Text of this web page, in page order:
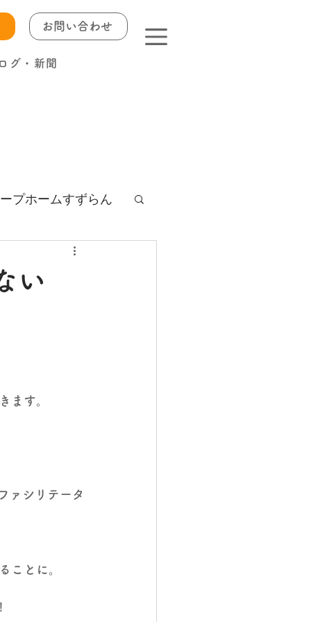
お問い合わせ
グ・新聞
プホームすずらん
い
ます。
ァシリテータ
ことに。